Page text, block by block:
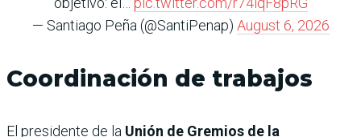
— Santiago Peña (@SantiPenap) August 6, 2026
Coordinación de trabajos
El presidente de la Unión de Gremios de la